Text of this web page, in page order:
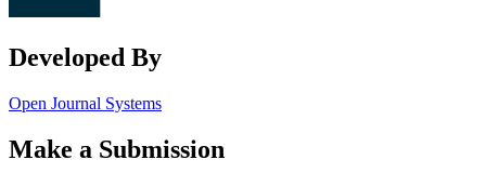
Developed By
Open Journal Systems
Make a Submission